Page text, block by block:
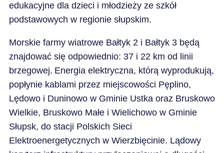
edukacyjne dla dzieci i młodzieży ze szkół
podstawowych w regionie słupskim.
Morskie farmy wiatrowe Bałtyk 2 i Bałtyk 3 będą
znajdować się odpowiednio: 37 i 22 km od linii
brzegowej. Energia elektryczna, którą wyprodukują,
popłynie kablami przez miejscowości Pęplino,
Lędowo i Duninowo w Gminie Ustka oraz Bruskowo
Wielkie, Bruskowo Małe i Wielichowo w Gminie
Słupsk, do stacji Polskich Sieci
Elektroenergetycznych w Wierzbięcinie. Lądowy